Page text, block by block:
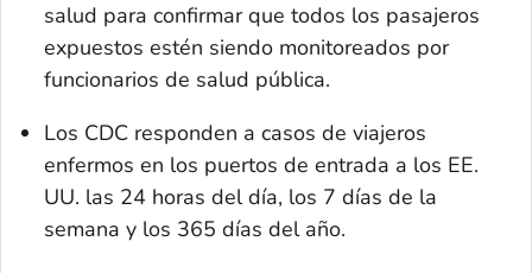
salud para confirmar que todos los pasajeros
expuestos estén siendo monitoreados por
funcionarios de salud pública.
Los CDC responden a casos de viajeros
enfermos en los puertos de entrada a los EE.
UU. las 24 horas del día, los 7 días de la
semana y los 365 días del año.